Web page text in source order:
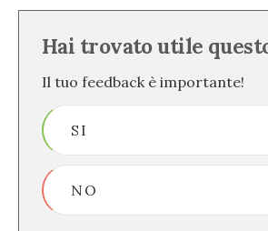
Hai trovato utile
Il tuo feedback è importante!
SI
NO